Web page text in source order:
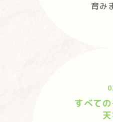
育み
すべて